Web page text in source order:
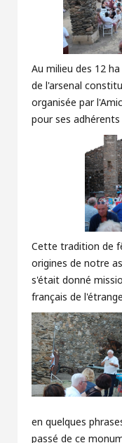
Au milieu des 12
de l'arsenal
organisée par
pour ses
Cette tradition de
origines de notre
s'était donné
français de
en quelques
passé de ce